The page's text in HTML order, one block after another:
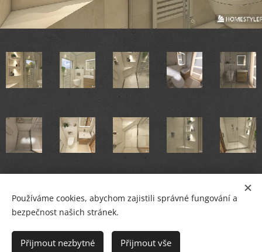
© PETR BREJCHA
OBKLADY, DLAŽBY, KOUPELNY, Masarykovo nám.36, Starý Plzenec
Používáme cookies, abychom zajistili správné fungování a
bezpečnost našich stránek.
Přijmout nezbytné Přijmout vše